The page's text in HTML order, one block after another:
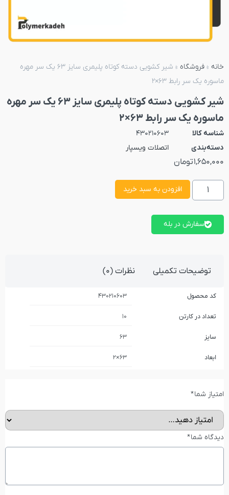
خانه » فروشگاه »
شیر کشویی دسته کوتاه پلیمری سایز 63 یک سر مهره
ماسوره یک سر رابط 63×2
شیر کشویی دسته کوتاه پلیمری سایز 63 یک سر مهره
ماسوره یک سر رابط 63×2
شناسه کالا
430210603
دسته‌بندی
اتصلات ویسپار
1,650,000تومان
افزودن به سبد خرید
سفارش در بله
توضیحات تکمیلی نظرات (0)
کد محصول 430210603
تعداد در کارتن 10
سایز 63
ابعاد 63×2
امتیاز شما*
دیدگاه شما*